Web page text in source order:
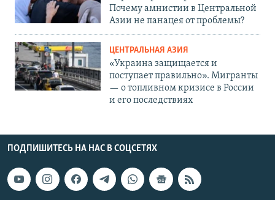
Почему амнистии в Центральной
Азии не панацея от проблемы?
ЦЕНТРАЛЬНАЯ АЗИЯ
«Украина защищается и
поступает правильно». Мигранты
— о топливном кризисе в России
и его последствиях
ПОДПИШИТЕСЬ НА НАС В СОЦСЕТЯХ